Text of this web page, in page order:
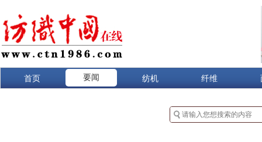
首页 要闻 纺机 纤维